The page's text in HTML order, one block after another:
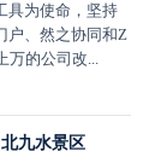
具为使命，坚持
户、然之协同和Z
万的公司改...
九水景区